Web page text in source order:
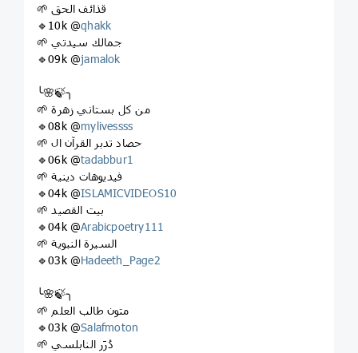
🌱 قذائف الحق
🔹10k @qhakk
🌱 جمالك سيدتي
🔹09k @jamalok
╰🌸🍃╮
🌱 من كل بستاني زهرة
🔹08k @mylivessss
🌱 حصاد تدبر القرآن ال
🔹06k @tadabbur1
🌱 فيديوهات دينية
🔹04k @ISLAMICVIDEOS10
🌱 بيت القصيد
🔹04k @Arabicpoetry111
🌱 السيرة النبوية
🔹03k @Hadeeth_Page2
╰🌸🍃╮
🌱 متون طالب العلم
🔹03k @Salafmoton
🌱 دُرَر النابلسي